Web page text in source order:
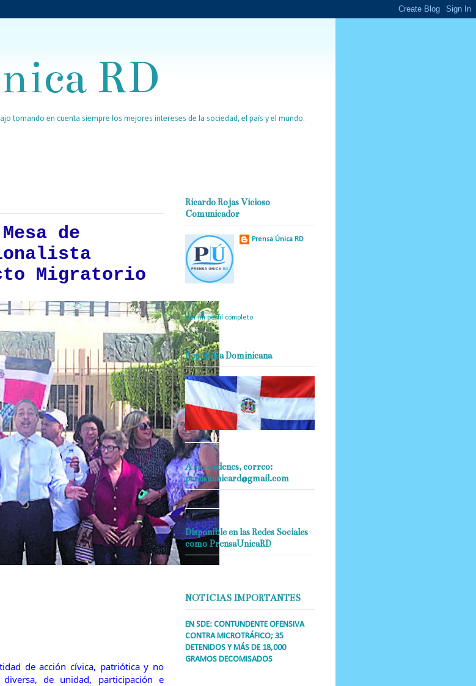
RD
tomando en cuenta siempre los mejores intereses de la sociedad, el país y el mundo.
de
Migratorio
de acción cívica, patriótica y no
de unidad, participación e
Ricardo Rojas Vicioso
Comunicador
Prensa Única RD
periodístico en todo momento.
Ver mi perfil completo
Republica Dominicana
A sus ordenes, correo:
prensaunicard@gmail.com
Disponible en las Redes Sociales
como PrensaUnicaRD
NOTICIAS IMPORTANTES
EN SDE: CONTUNDENTE OFENSIVA
CONTRA MICROTRÁFICO; 35
DETENIDOS Y MÁS DE 18,000
GRAMOS DECOMISADOS